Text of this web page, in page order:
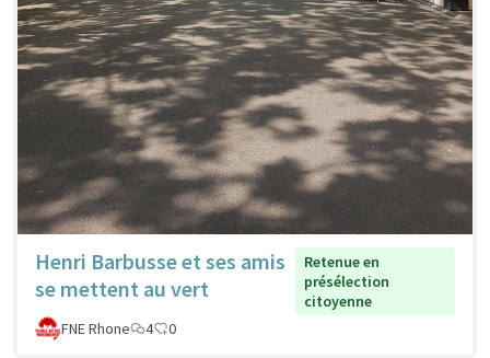
Henri Barbusse et ses amis
se mettent au vert
Retenue en
présélection
citoyenne
FNE Rhone
4 0